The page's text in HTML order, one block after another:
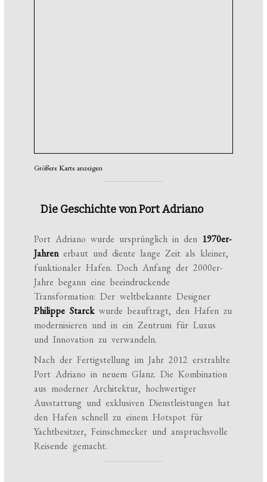
Größere Karte anzeigen
Die Geschichte von Port Adriano
Port Adriano wurde ursprünglich in den 1970er-
Jahrenerbaut und diente lange Zeit als kleiner,
funktionaler Hafen. Doch Anfang der 2000er-
Jahre begann eine beeindruckende
Transformation: Der weltbekannte Designer
Philippe Starckwurde beauftragt, den Hafen zu
modernisieren und in ein Zentrum für Luxus
und Innovation zu verwandeln.
Nach der Fertigstellung im Jahr 2012 erstrahlte
Port Adriano in neuem Glanz. Die Kombination
aus moderner Architektur, hochwertiger
Ausstattung und exklusiven Dienstleistungen hat
den Hafen schnell zu einem Hotspot für
Yachtbesitzer, Feinschmecker und anspruchsvolle
Reisende gemacht.